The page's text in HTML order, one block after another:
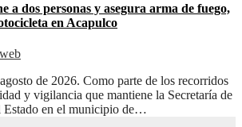
a dos personas y asegura arma de fuego,
en Acapulco
de 2026. Como parte de los recorridos
y vigilancia que mantiene la Secretaría de
Estado en el municipio de…